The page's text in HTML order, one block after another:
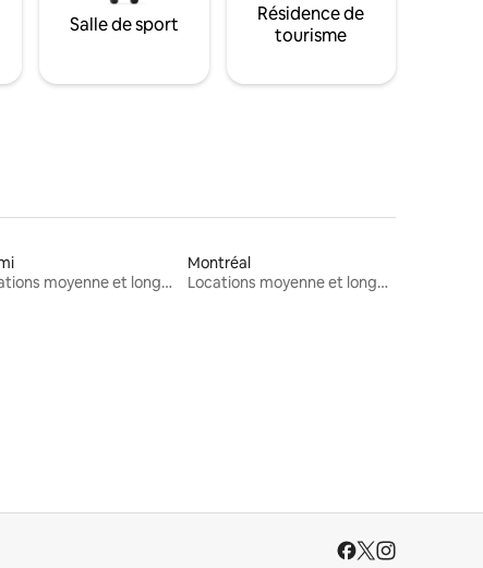
Salle de sport
Résidence de
tourisme
Locations moyenne et longue durée
Montréal
Locations moyenne et longue durée